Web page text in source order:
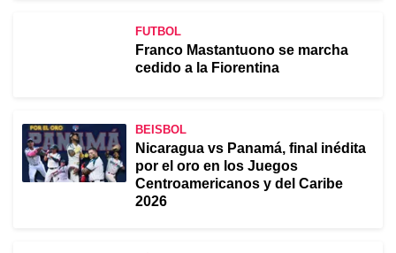
FUTBOL
Franco Mastantuono se marcha
cedido a la Fiorentina
BEISBOL
Nicaragua vs Panamá, final inédita
por el oro en los Juegos
Centroamericanos y del Caribe
2026